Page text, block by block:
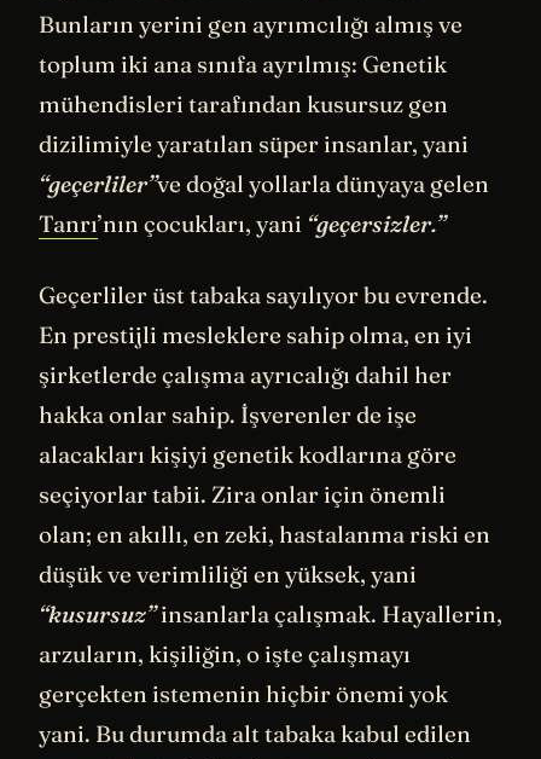
Bunların yerini gen ayrımcılığı almış ve
toplum iki ana sınıfa ayrılmış: Genetik
mühendisleri tarafından kusursuz gen
dizilimiyle yaratılan süper insanlar, yani
“geçerliler”ve doğal yollarla dünyaya gelen
Tanrı’nın çocukları, yani “geçersizler.”
Geçerliler üst tabaka sayılıyor bu evrende.
En prestijli mesleklere sahip olma, en iyi
şirketlerde çalışma ayrıcalığı dahil her
hakka onlar sahip. İşverenler de işe
alacakları kişiyi genetik kodlarına göre
seçiyorlar tabii. Zira onlar için önemli
olan; en akıllı, en zeki, hastalanma riski en
düşük ve verimliliği en yüksek, yani
“kusursuz”insanlarla çalışmak. Hayallerin,
arzuların, kişiliğin, o işte çalışmayı
gerçekten istemenin hiçbir önemi yok
yani. Bu durumda alt tabaka kabul edilen